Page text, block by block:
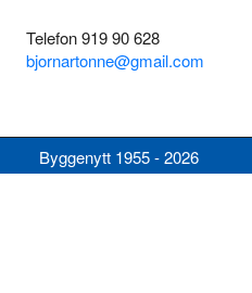
Telefon 919 90 628
bjornartonne@gmail.com
Byggenytt 1955 - 2026